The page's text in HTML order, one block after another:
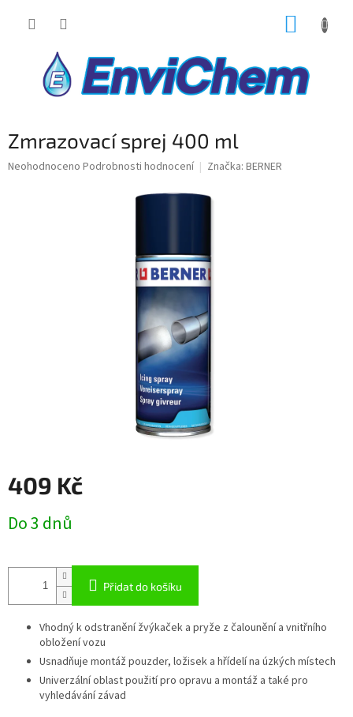
Zmrazovací sprej 400 ml
Průměrné
Neohodnoceno Podrobnosti hodnocení Značka: BERNER
409 Kč
cena:
Do 3 dnů
Přidat do košíku
Vhodný k odstranění žvýkaček a pryže z čalounění a vnitřního
obložení vozu
Usnadňuje montáž pouzder, ložisek a hřídelí na úzkých místech
Univerzální oblast použití pro opravu a montáž a také pro
vyhledávání závad